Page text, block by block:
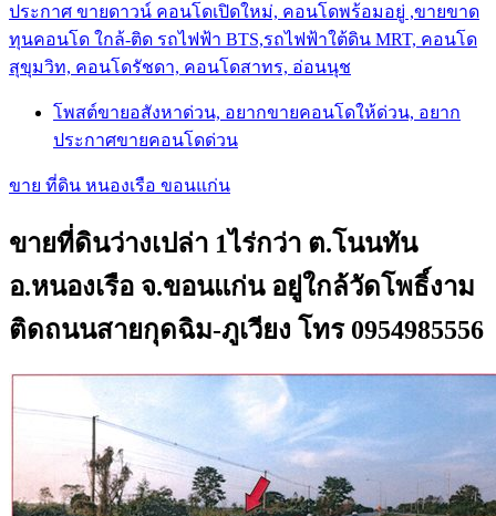
ประกาศ ขายดาวน์ คอนโดเปิดใหม่, คอนโดพร้อมอยู่ ,ขายขาด
ทุนคอนโด ใกล้-ติด รถไฟฟ้า BTS,รถไฟฟ้าใต้ดิน MRT, คอนโด
สุขุมวิท, คอนโดรัชดา, คอนโดสาทร, อ่อนนุช
โพสต์ขายอสังหาด่วน, อยากขายคอนโดให้ด่วน, อยาก
ประกาศขายคอนโดด่วน
ขาย ที่ดิน หนองเรือ ขอนแก่น
ขายที่ดินว่างเปล่า 1ไร่กว่า ต.โนนทัน
อ.หนองเรือ จ.ขอนแก่น อยู่ใกล้วัดโพธิ์งาม
ติดถนนสายกุดฉิม-ภูเวียง โทร 0954985556